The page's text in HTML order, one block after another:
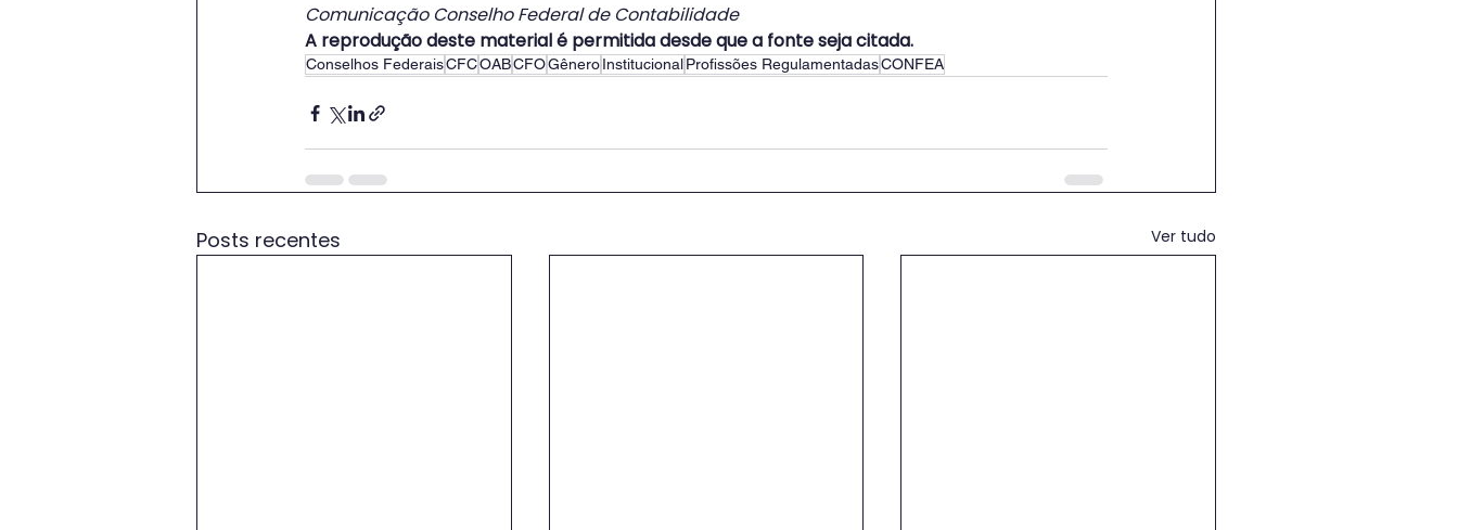
Comunicação Conselho Federal de Contabilidade
A reprodução deste material é permitida desde que a fonte seja citada.
Conselhos FederaisCFCOABCFOGêneroInstitucionalProfissões RegulamentadasCONFEA
Posts recentes Ver tudo